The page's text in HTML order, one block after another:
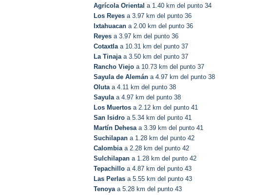
Agrícola Oriental a 1.40 km del punto 34
Los Reyes a 3.97 km del punto 36
Ixtahuacan a 2.00 km del punto 36
Reyes a 3.97 km del punto 36
Cotaxtlaa 10.31 km del punto 37
La Tinajaa 3.50 km del punto 37
Rancho Viejo a 10.73 km del punto 37
Sayula de Alemán a 4.97 km del punto 38
Olutaa 4.11 km del punto 38
Sayulaa 4.97 km del punto 38
Los Muertos a 2.12 km del punto 41
San Isidro a 5.34 km del punto 41
Martín Dehesaa 3.39 km del punto 41
Suchilapan a 1.28 km del punto 42
Calombiaa 2.28 km del punto 42
Sulchilapan a 1.28 km del punto 42
Tepachillo a 4.87 km del punto 43
Las Perlas a 5.55 km del punto 43
Tenoyaa 5.28 km del punto 43